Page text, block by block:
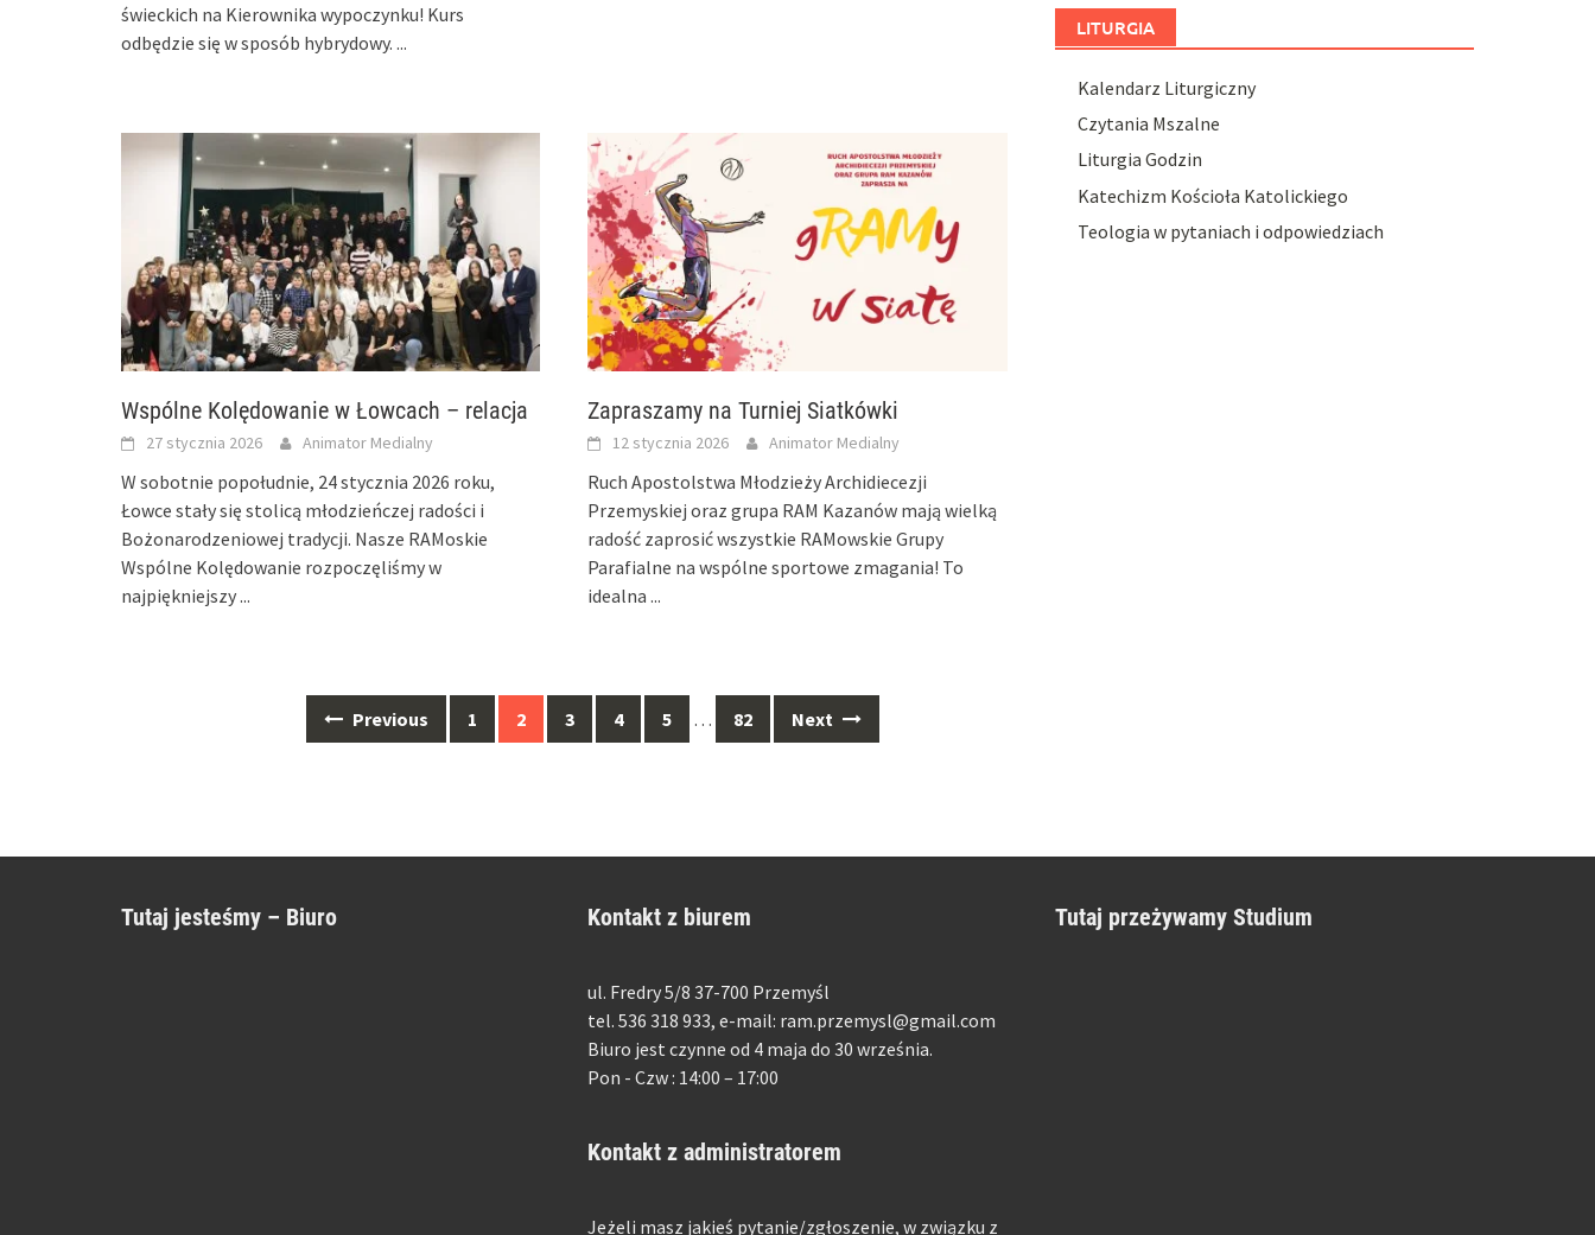
świeckich na Kierownika wypoczynku! Kurs
odbędzie się w sposób hybrydowy. ...
Wspólne Kolędowanie w Łowcach – relacja
27 stycznia 2026 Animator Medialny
W sobotnie popołudnie, 24 stycznia 2026 roku,
Łowce stały się stolicą młodzieńczej radości i
Bożonarodzeniowej tradycji. Nasze RAMoskie
Wspólne Kolędowanie rozpoczęliśmy w
najpiękniejszy...
Zapraszamy na Turniej Siatkówki
12 stycznia 2026 Animator Medialny
Ruch Apostolstwa Młodzieży Archidiecezji
Przemyskiej oraz grupa RAM Kazanów mają wielką
radość zaprosić wszystkie RAMowskie Grupy
Parafialne na wspólne sportowe zmagania! To
idealna...
Previous 1 2 3 4 5 … 82 Next
LITURGIA
Kalendarz Liturgiczny
Czytania Mszalne
Liturgia Godzin
Katechizm Kościoła Katolickiego
Teologia w pytaniach i odpowiedziach
Tutaj jesteśmy – Biuro Kontakt z biurem
ul. Fredry 5/8 37-700 Przemyśl
tel. 536 318 933, e-mail: ram.przemysl@gmail.com
Biuro jest czynne od 4 maja do 30 września.
Pon - Czw : 14:00 – 17:00
Kontakt z administratorem
Jeżeli masz jakieś pytanie/zgłoszenie, w związku z
Tutaj przeżywamy Studium